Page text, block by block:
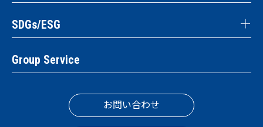
SDGs/ESG
Group Service
お問い合わせ